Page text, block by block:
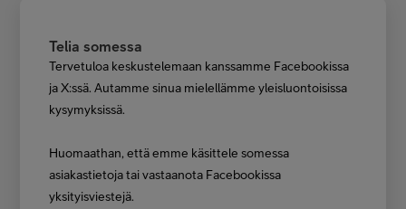
Telia somessa
Tervetuloa keskustelemaan kanssamme Facebookissa
ja X:ssä. Autamme sinua mielellämme yleisluontoisissa
kysymyksissä.
Huomaathan, että emme käsittele somessa
asiakastietoja tai vastaanota Facebookissa
yksityisviestejä.